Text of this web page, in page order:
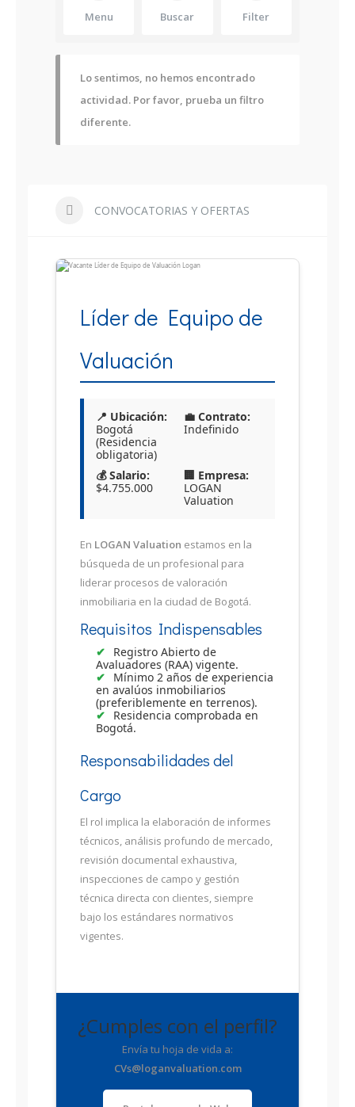
Menu Buscar Filter
Lo sentimos, no hemos encontrado
actividad. Por favor, prueba un filtro
diferente.
CONVOCATORIAS Y OFERTAS
Líder de Equipo de
Valuación
📍 Ubicación:
Bogotá
(Residencia
obligatoria)
💼 Contrato:
Indefinido
💰 Salario:
$4.755.000
🏢 Empresa:
LOGAN
Valuation
En LOGAN Valuation estamos en la
búsqueda de un profesional para
liderar procesos de valoración
inmobiliaria en la ciudad de Bogotá.
Requisitos Indispensables
Registro Abierto de
Avaluadores (RAA) vigente.
Mínimo 2 años de experiencia
en avalúos inmobiliarios
(preferiblemente en terrenos).
Residencia comprobada en
Bogotá.
Responsabilidades del
Cargo
El rol implica la elaboración de informes
técnicos, análisis profundo de mercado,
revisión documental exhaustiva,
inspecciones de campo y gestión
técnica directa con clientes, siempre
bajo los estándares normativos
vigentes.
¿Cumples con el perfil?
Envía tu hoja de vida a:
CVs@loganvaluation.com